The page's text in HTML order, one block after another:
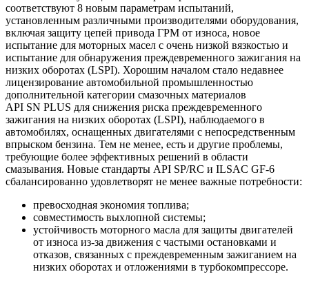
соответствуют 8 новым параметрам испытаний,
установленным различными производителями оборудования,
включая защиту цепей привода ГРМ от износа, новое
испытание для моторных масел с очень низкой вязкостью и
испытание для обнаружения преждевременного зажигания на
низких оборотах (LSPI). Хорошим началом стало недавнее
лицензирование автомобильной промышленностью
дополнительной категории смазочных материалов
API SN PLUS для снижения риска преждевременного
зажигания на низких оборотах (LSPI), наблюдаемого в
автомобилях, оснащенных двигателями с непосредственным
впрыском бензина. Тем не менее, есть и другие проблемы,
требующие более эффективных решений в области
смазывания. Новые стандарты API SP/RC и ILSAC GF-6
сбалансированно удовлетворят не менее важные потребности:
превосходная экономия топлива;
совместимость выхлопной системы;
устойчивость моторного масла для защиты двигателей
от износа из-за движения с частыми остановками и
отказов, связанных с преждевременным зажиганием на
низких оборотах и отложениями в турбокомпрессоре.